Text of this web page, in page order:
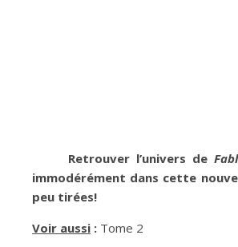
Retrouver l’univers de
immodérément dans cette
peu tirées!
Voir aussi : Tome 2